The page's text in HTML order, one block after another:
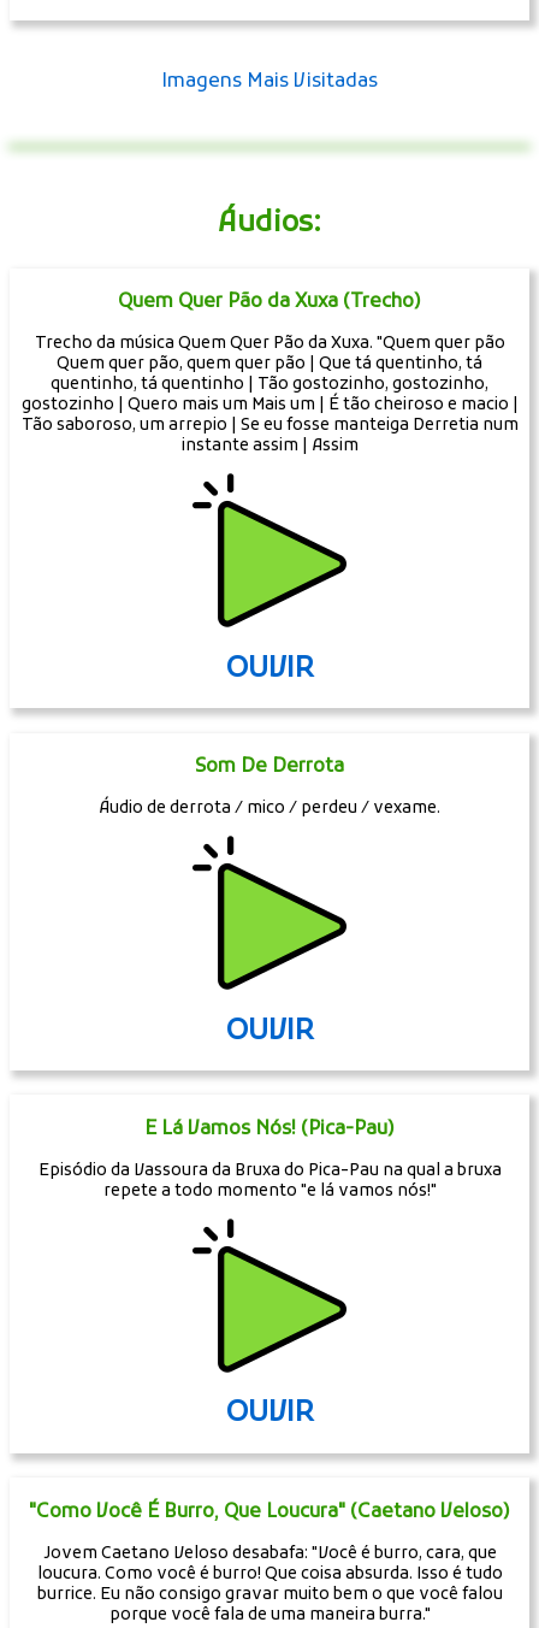
Imagens Mais Visitadas
Áudios:
Quem Quer Pão da Xuxa (Trecho)
Trecho da música Quem Quer Pão da Xuxa. "Quem quer pão
Quem quer pão, quem quer pão | Que tá quentinho, tá
quentinho, tá quentinho | Tão gostozinho, gostozinho,
gostozinho | Quero mais um Mais um | É tão cheiroso e macio |
Tão saboroso, um arrepio | Se eu fosse manteiga Derretia num
instante assim | Assim
OUVIR
Som De Derrota
Áudio de derrota / mico / perdeu / vexame.
OUVIR
E Lá Vamos Nós! (Pica-Pau)
Episódio da Vassoura da Bruxa do Pica-Pau na qual a bruxa
repete a todo momento "e lá vamos nós!"
OUVIR
"Como Você É Burro, Que Loucura" (Caetano Veloso)
Jovem Caetano Veloso desabafa: "Você é burro, cara, que
loucura. Como você é burro! Que coisa absurda. Isso é tudo
burrice. Eu não consigo gravar muito bem o que você falou
porque você fala de uma maneira burra."